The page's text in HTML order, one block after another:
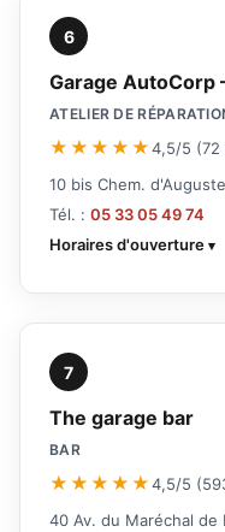
6
Garage AutoCorp
ATELIER DE
★★★★★4,5/5 (72
10 bis Chem.
Tél. : 05 33 05 49 74
Horaires d'ouverture
7
The garage bar
BAR
★★★★★4,5/5
40 Av. du Maréchal de